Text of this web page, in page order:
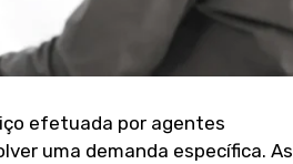
efetuada por agentes
uma demanda específica. As